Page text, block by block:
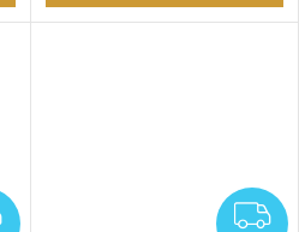
ZADARMO